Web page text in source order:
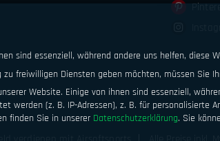
sind essenziell, während andere uns helfen, diese
freiwilligen Diensten geben möchten, müssen Sie
Website. Einige von ihnen sind essenziell,
werden (z. B. IP-Adressen), z. B. für personalisierte
finden Sie in unserer Datenschutzerklärung. Sie